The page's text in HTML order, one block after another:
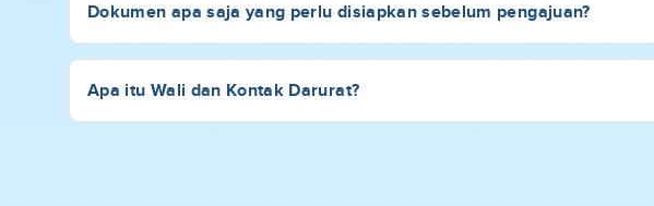
Dokumen apa saja yang perlu disiapkan sebelum pengajuan?
Apa itu Wali dan Kontak Darurat?